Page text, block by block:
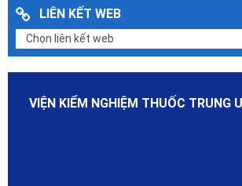
LIÊN KẾT WEB
VIỆN KIỂM NGHIỆM THUỐC TRUNG